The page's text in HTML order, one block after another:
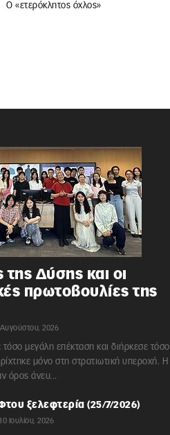
Ο «ετερόκλητος όχλος»
Δύσης και οι
πρωτοβουλίες της
2026
τόσο μεγάλη επέκταση και διήρκεσε τόσο
μόνο στη στρατιωτική υπεροχή. Η
όρος άνευ...
ξελεφτερία (25/7/2026)
Ιουλίου, 2026